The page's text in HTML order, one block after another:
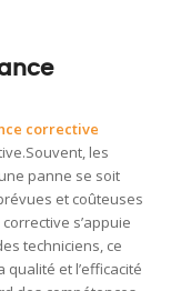
corrective
les
panne se soit
et coûteuses
s’appuie
techniciens, ce
et l’efficacité